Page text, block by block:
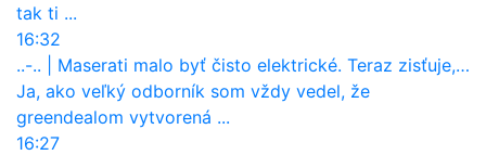
tak ti ...
16:32
..-..
Maserati malo byť čisto elektrické. Teraz zisťuje, že potrebuje nový osemvalcový motor
Ja, ako veľký odborník som vždy vedel, že
greendealom vytvorená ...
16:27